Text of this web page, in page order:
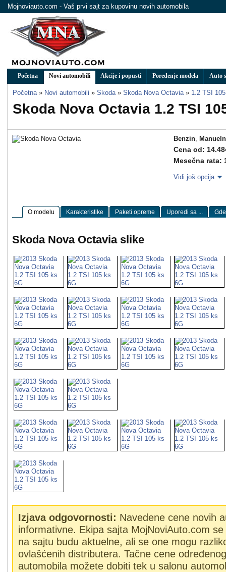
Mojnoviauto.com - Vaš prvi sajt za kupovinu novih automobila
Početna Novi automobili Akcije i popusti Poređenje modela Auto
Početna » Novi automobili » Skoda » Skoda Nova Octavia » 1.2 TSI
Skoda Nova Octavia 1.2 TSI
Benzin,
Cena od:
Mesečna rata:
Vidi još opcija
O modelu Karakteristike Paketi opreme Uporedi sa ...
Skoda Nova Octavia slike
Izjava odgovornosti: Navedene cene novih
informativne. Ekipa sajta MojNoviAuto.com
na sajtu budu aktuelne, ali se one mogu
ovlašćenih distributera. Tačne cene
automobila možete dobiti tek u salonu